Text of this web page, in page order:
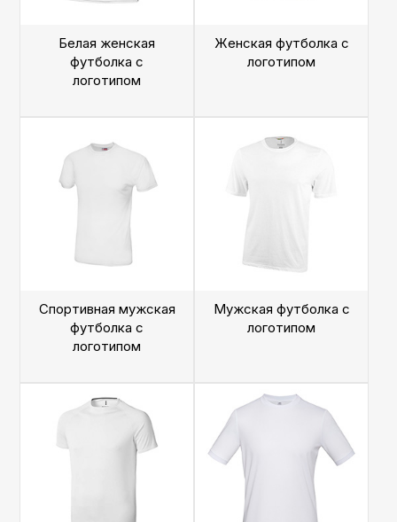
Белая женская
футболка с
логотипом
Женская футболка с
логотипом
Спортивная мужская
футболка с
логотипом
Мужская футболка с
логотипом